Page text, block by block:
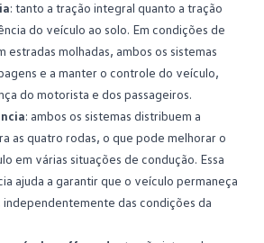
: tanto a tração integral quanto a tração
do veículo ao solo. Em condições de
estradas molhadas, ambos os sistemas
e a manter o controle do veículo,
do motorista e dos passageiros.
: ambos os sistemas distribuem a
as quatro rodas, o que pode melhorar o
em várias situações de condução. Essa
ajuda a garantir que o veículo permaneça
das condições da